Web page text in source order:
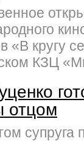
кругу
КЗЦ
отцом
супруга